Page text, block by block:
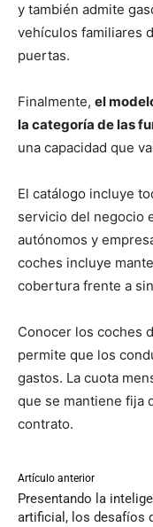
y también admite
vehículos familiares
puertas.
Finalmente, el
la categoría de las
una capacidad que
El catálogo incluye
servicio del negocio
autónomos y
coches incluye
cobertura frente a
Conocer los coches
permite que los
gastos. La cuota
que se mantiene fija
contrato.
Artículo anterior
Presentando la
artificial, los desafíos